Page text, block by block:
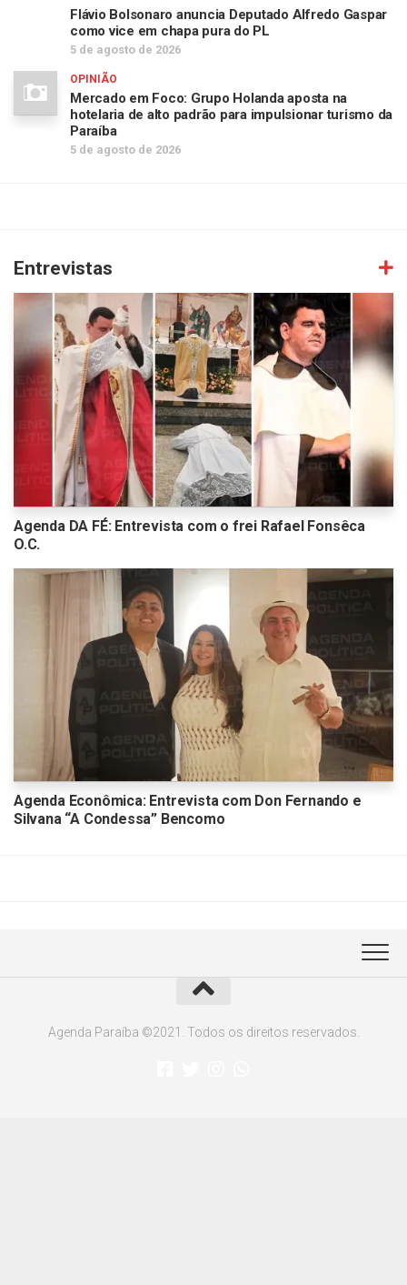
Flávio Bolsonaro anuncia Deputado Alfredo Gaspar
como vice em chapa pura do PL
5 de agosto de 2026
OPINIÃO
Mercado em Foco: Grupo Holanda aposta na
hotelaria de alto padrão para impulsionar turismo da
Paraíba
5 de agosto de 2026
Entrevistas
Agenda DA FÉ: Entrevista com o frei Rafael Fonsêca
O.C.
Agenda Econômica: Entrevista com Don Fernando e
Silvana “A Condessa” Bencomo
Agenda Paraíba ©2021. Todos os direitos reservados.